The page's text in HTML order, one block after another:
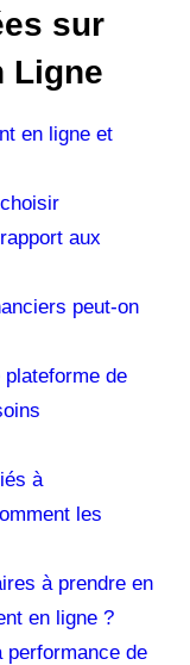
sur
Ligne
en ligne et
aux
peut-on
de
à
les
à prendre en
en ligne ?
performance de